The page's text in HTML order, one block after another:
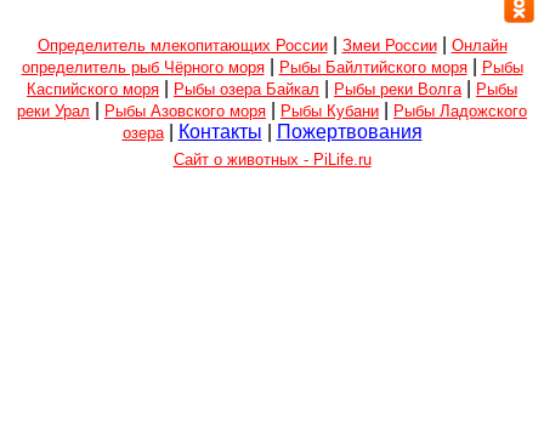
Определитель млекопитающих России| Змеи России| Онлайн
определитель рыб Чёрного моря| Рыбы Байлтийского моря|
Рыбы
Каспийского моря
Рыбы озера Байкал Рыбы реки Волга
Рыбы
реки Урал
Рыбы Азовского моря Рыбы Кубани
Рыбы Ладожского
озера| Контакты Пожертвования
Сайт о животных - PiLife.ru